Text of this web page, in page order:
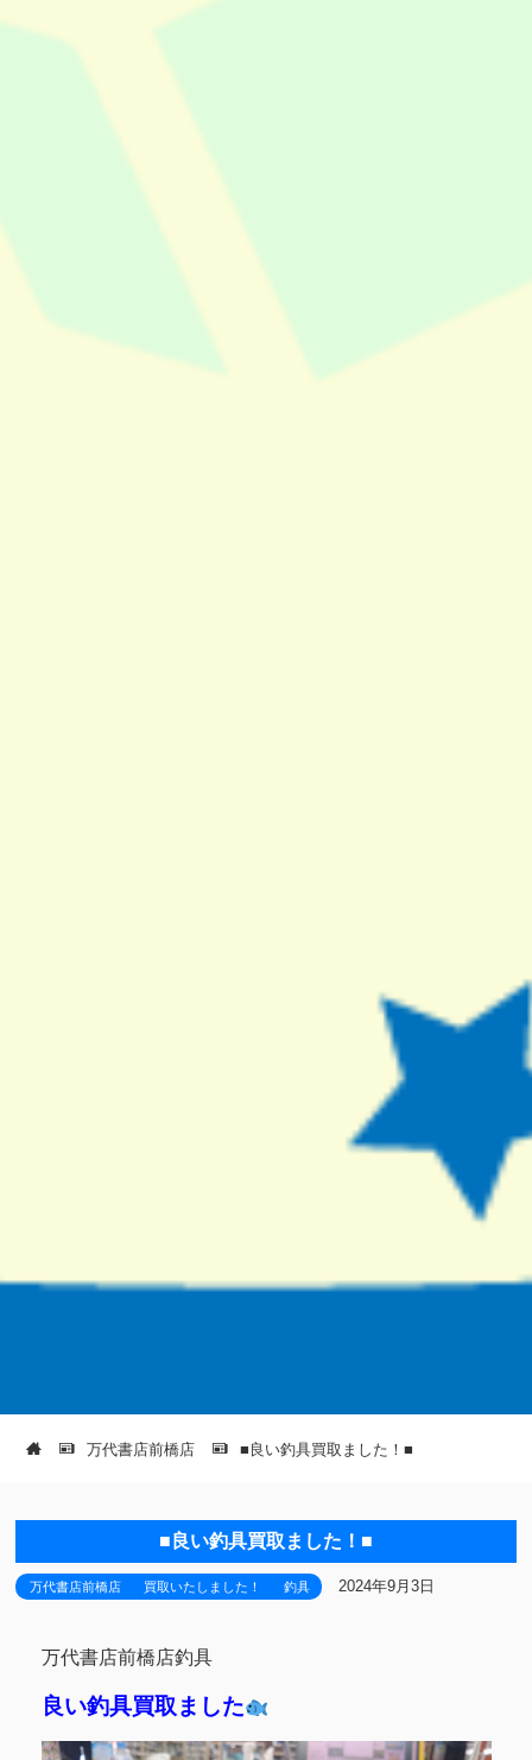
万代書店前橋店 ■良い釣具買取ました！■
■良い釣具買取ました！■
万代書店前橋店 買取いたしました！ 釣具 2024年9月3日
万代書店前橋店釣具
良い釣具買取ました